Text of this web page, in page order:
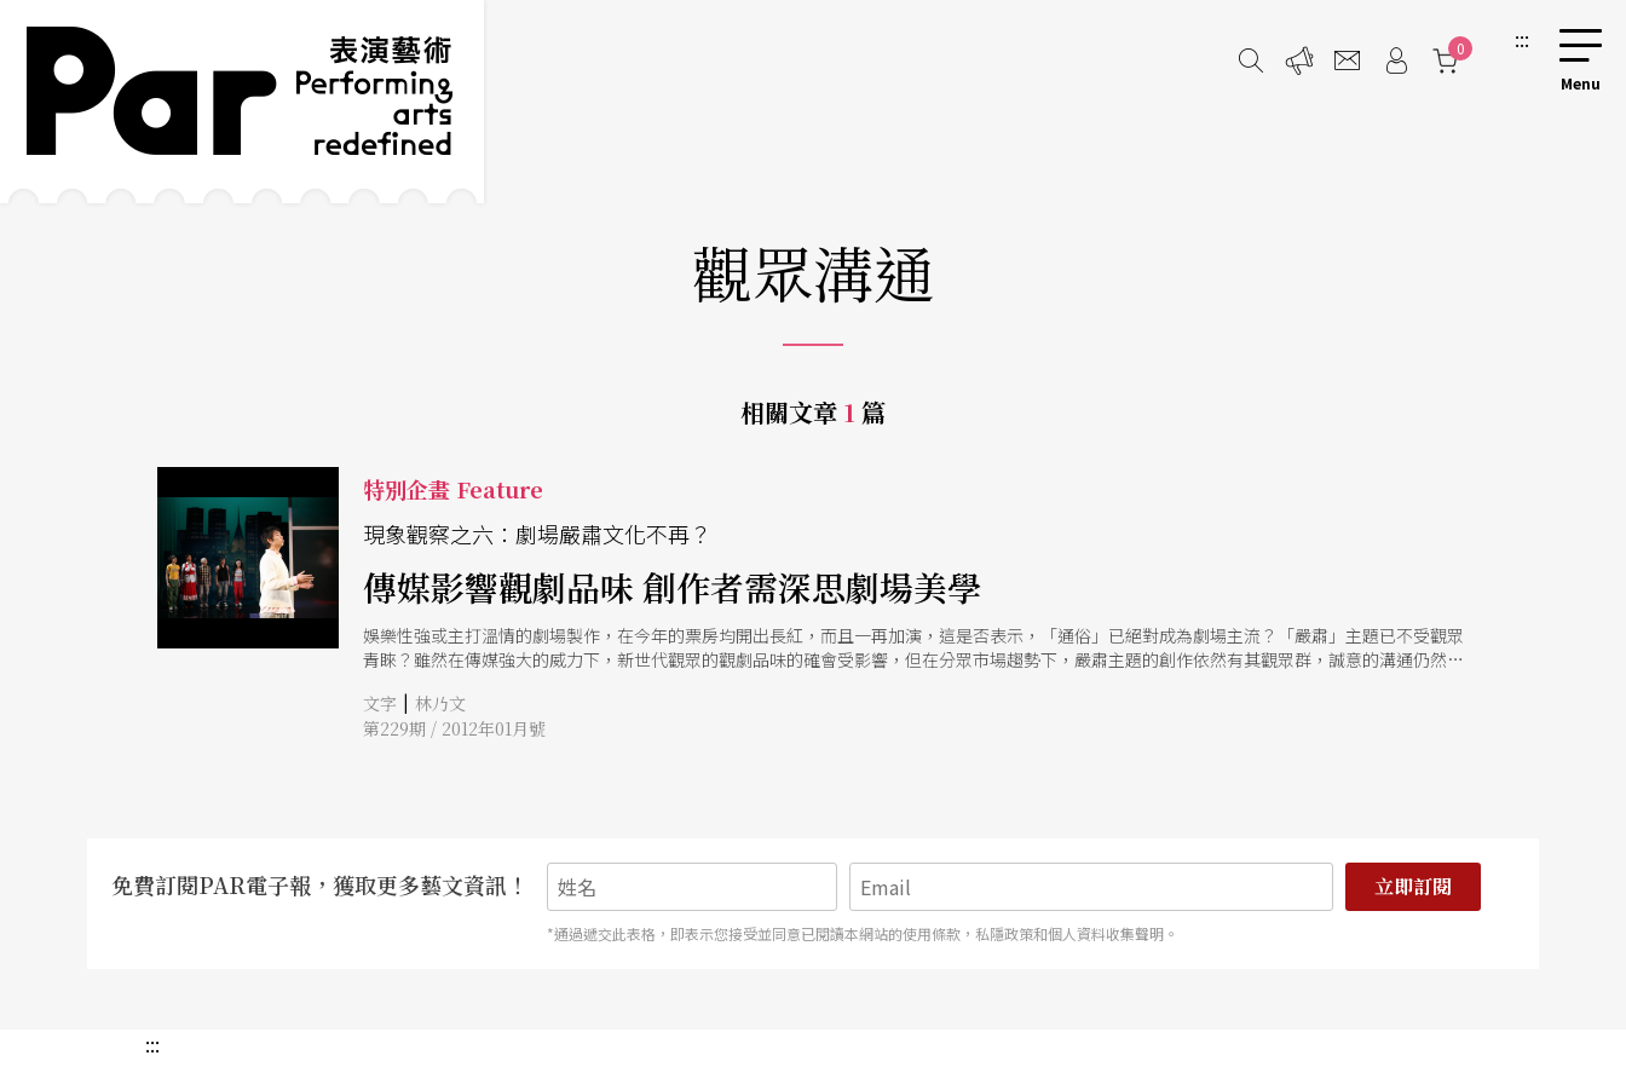
跳到主要內容區塊
網站導覽
0 :::
觀眾溝通
相關文章 1 篇
特別企畫 Feature
現象觀察之六：劇場嚴肅文化不再？
傳媒影響觀劇品味 創作者需深思劇場美學
娛樂性強或主打溫情的劇場製作，在今年的票房均開出長紅，而且一再加演，這是否表示，「通俗」已絕對成為劇場主流？「嚴肅」主題已不受觀眾
青睞？雖然在傳媒強大的威力下，新世代觀眾的觀劇品味的確會受影響，但在分眾市場趨勢下，嚴肅主題的創作依然有其觀眾群，誠意的溝通仍然會
文字 | 林乃文
第229期 / 2012年01月號
免費訂閱PAR電子報，獲取更多藝文資訊！ 立即訂閱
*通過遞交此表格，即表示您接受並同意已閱讀本網站的使用條款，私隱政策和個人資料收集聲明。
:::